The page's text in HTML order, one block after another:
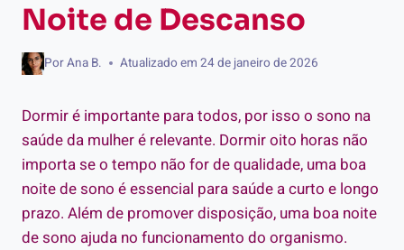
Noite de Descanso
PorAna B. Atualizado em 24 de janeiro de 2026
Dormir é importante para todos, por isso o sono na
saúde da mulher é relevante. Dormir oito horas não
importa se o tempo não for de qualidade, uma boa
noite de sono é essencial para saúde a curto e longo
prazo. Além de promover disposição, uma boa noite
de sono ajuda no funcionamento do organismo.